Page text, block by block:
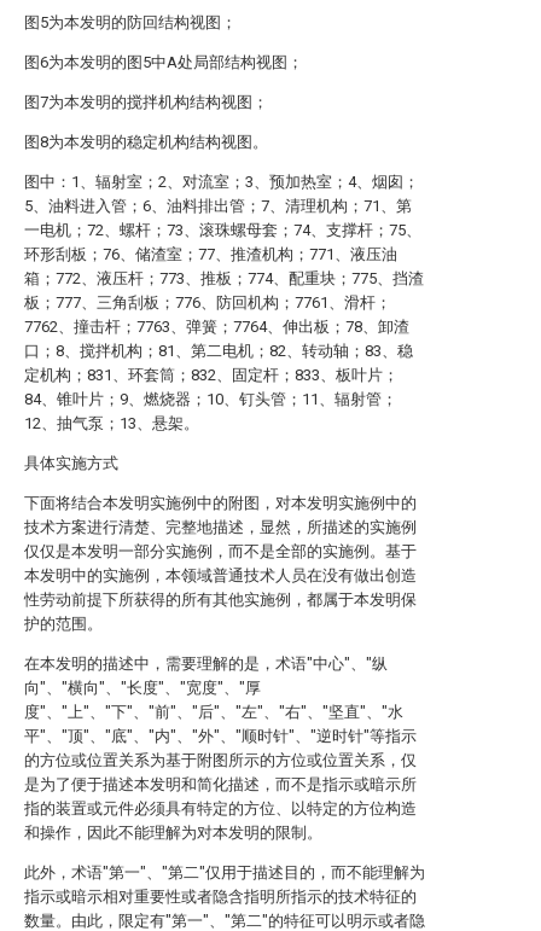
图5为本发明的防回结构视图；
图6为本发明的图5中A处局部结构视图；
图7为本发明的搅拌机构结构视图；
图8为本发明的稳定机构结构视图。
图中：1、辐射室；2、对流室；3、预加热室；4、烟囱；
5、油料进入管；6、油料排出管；7、清理机构；71、第
一电机；72、螺杆；73、滚珠螺母套；74、支撑杆；75、
环形刮板；76、储渣室；77、推渣机构；771、液压油
箱；772、液压杆；773、推板；774、配重块；775、挡渣
板；777、三角刮板；776、防回机构；7761、滑杆；
7762、撞击杆；7763、弹簧；7764、伸出板；78、卸渣
口；8、搅拌机构；81、第二电机；82、转动轴；83、稳
定机构；831、环套筒；832、固定杆；833、板叶片；
84、锥叶片；9、燃烧器；10、钉头管；11、辐射管；
12、抽气泵；13、悬架。
具体实施方式
下面将结合本发明实施例中的附图，对本发明实施例中的
技术方案进行清楚、完整地描述，显然，所描述的实施例
仅仅是本发明一部分实施例，而不是全部的实施例。基于
本发明中的实施例，本领域普通技术人员在没有做出创造
性劳动前提下所获得的所有其他实施例，都属于本发明保
护的范围。
在本发明的描述中，需要理解的是，术语"中心"、"纵
向"、"横向"、"长度"、"宽度"、"厚
度"、"上"、"下"、"前"、"后"、"左"、"右"、"坚直"、"水
平"、"顶"、"底"、"内"、"外"、"顺时针"、"逆时针"等指示
的方位或位置关系为基于附图所示的方位或位置关系，仅
是为了便于描述本发明和简化描述，而不是指示或暗示所
指的装置或元件必须具有特定的方位、以特定的方位构造
和操作，因此不能理解为对本发明的限制。
此外，术语"第一"、"第二"仅用于描述目的，而不能理解为
指示或暗示相对重要性或者隐含指明所指示的技术特征的
数量。由此，限定有"第一"、"第二"的特征可以明示或者隐